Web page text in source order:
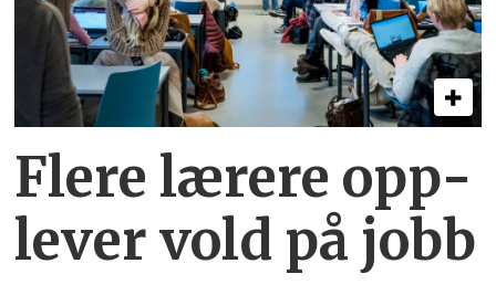
Flere lærere opp­
lever vold på jobb